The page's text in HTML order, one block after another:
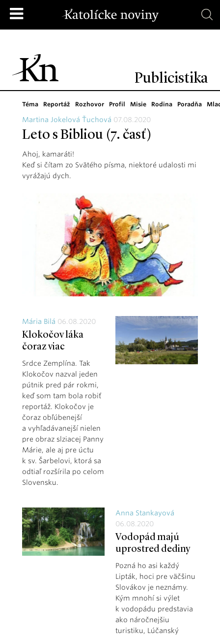
Publicistika
Téma Reportáž Rozhovor Profil Misie Rodina Poradňa
Martina Jokelová Ťuchová 07.08.2020
Leto s Bibliou (7. časť)
Ahoj, kamaráti!
Keď si čítam zo Svätého písma, niektoré udalosti mi
vyrážajú dych.
Mária Bilá 06.08.2020
Klokočov láka
čoraz viac
Srdce Zemplína. Tak
Klokočov nazval jeden
pútnik pred pár rokmi,
keď som tam bola robiť
reportáž. Klokočov je
čoraz obľúbenejší
a vyhľadávanejší nielen
pre obraz slziacej Panny
Márie, ale aj pre úctu
k sv. Šarbelovi, ktorá sa
odtiaľ rozšírila po celom
Slovensku.
Anna Stankayová
06.08.2020
Vodopád majú
uprostred dediny
Pozná ho asi každý
Lipták, hoci pre väčšinu
Slovákov je neznámy.
Kým mnohí si výlet
k vodopádu predstavia
ako náročnejšiu
turistiku, Lúčanský